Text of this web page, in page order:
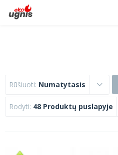
Rūšiuoti: Numatytasis
Rodyti: 48 Produktų puslapyje